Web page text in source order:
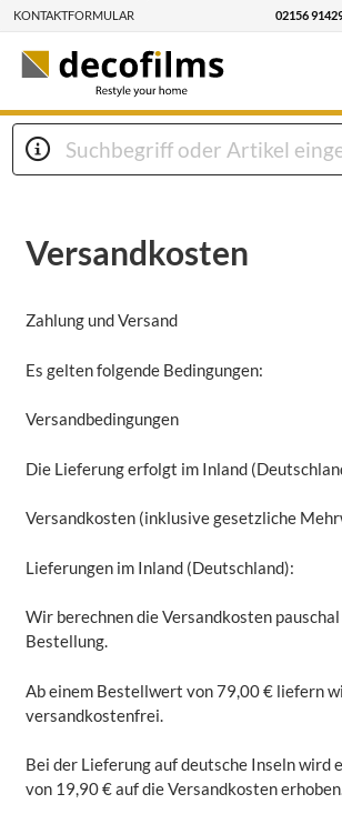
KONTAKTFORMULAR 02156
Versandkosten
Zahlung und Versand
Es gelten folgende Bedingungen:
Versandbedingungen
Die Lieferung erfolgt im Inland
Versandkosten (inklusive gesetzliche
Lieferungen im Inland (Deutschland):
Wir berechnen die Versandkosten
Bestellung.
Ab einem Bestellwert von 79,00 € liefern
versandkostenfrei.
Bei der Lieferung auf deutsche Inseln wird
von 19,90 € auf die Versandkosten